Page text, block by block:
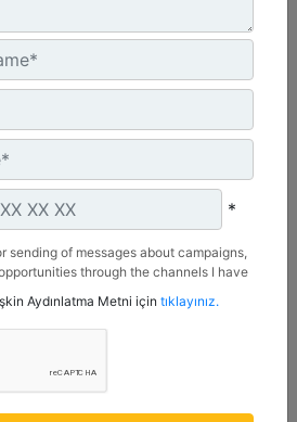
*
sending of messages about campaigns,
through the channels I have
Sistemleri Sanayi ve Ticaret Anonim
Aydınlatma Metni için tıklayınız.